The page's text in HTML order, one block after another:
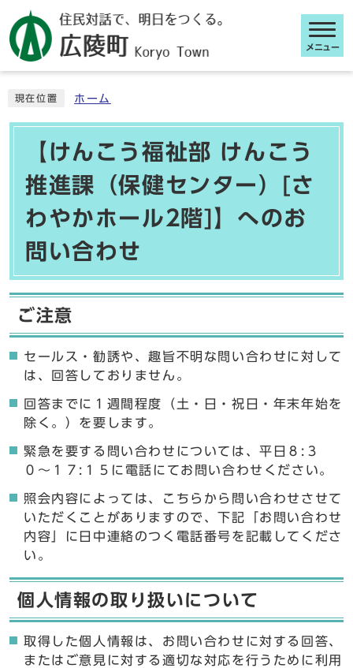
メニュー
現在位置 ホーム
【けんこう福祉部 けんこう
推進課（保健センター）[さ
わやかホール2階]】へのお
問い合わせ
ご注意
セールス・勧誘や、趣旨不明な問い合わせに対して
は、回答しておりません。
回答までに１週間程度（土・日・祝日・年末年始を
除く。）を要します。
緊急を要する問い合わせについては、平日８:３
０〜１７:１５に電話にてお問い合わせください。
照会内容によっては、こちらから問い合わせさせて
いただくことがありますので、下記「お問い合わせ
内容」に日中連絡のつく電話番号を記載してくださ
い。
個人情報の取り扱いについて
取得した個人情報は、お問い合わせに対する回答、
またはご意見に対する適切な対応を行うために利用